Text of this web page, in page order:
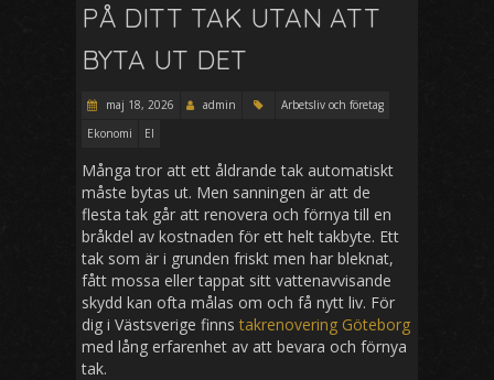
PÅ DITT TAK UTAN ATT
BYTA UT DET
maj 18, 2026 admin
Arbetsliv och företag
Ekonomi
El
Många tror att ett åldrande tak automatiskt
måste bytas ut. Men sanningen är att de
flesta tak går att renovera och förnya till en
bråkdel av kostnaden för ett helt takbyte. Ett
tak som är i grunden friskt men har bleknat,
fått mossa eller tappat sitt vattenavvisande
skydd kan ofta målas om och få nytt liv. För
dig i Västsverige finnstakrenovering Göteborg
med lång erfarenhet av att bevara och förnya
tak.